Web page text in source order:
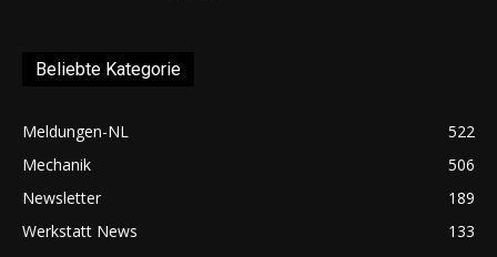
Beliebte Kategorie
Meldungen-NL
522
Mechanik
506
Newsletter
189
Werkstatt News
133